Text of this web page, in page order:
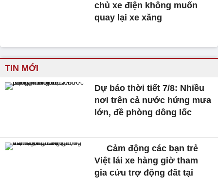
chủ xe điện không muốn
quay lại xe xăng
TIN MỚI
Dự báo thời tiết 7/8: Nhiều
nơi trên cả nước hứng mưa
lớn, đề phòng dông lốc
Cảm động các bạn trẻ
Việt lái xe hàng giờ tham
gia cứu trợ động đất tại